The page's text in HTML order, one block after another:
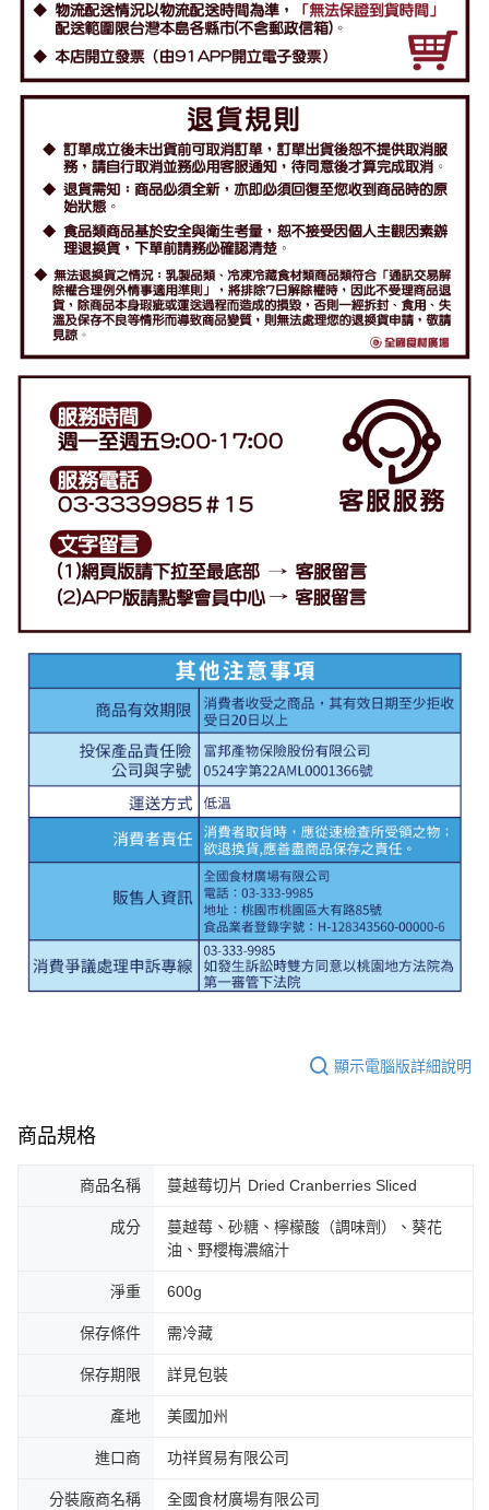
顯示電腦版詳細說明
商品規格
商品名稱 蔓越莓切片 Dried Cranberries Sliced
成分
蔓越莓、砂糖、檸檬酸（調味劑）、葵花
油、野櫻梅濃縮汁
淨重 600g
保存條件 需冷藏
保存期限 詳見包裝
產地 美國加州
進口商 功祥貿易有限公司
分裝廠商名稱 全國食材廣場有限公司